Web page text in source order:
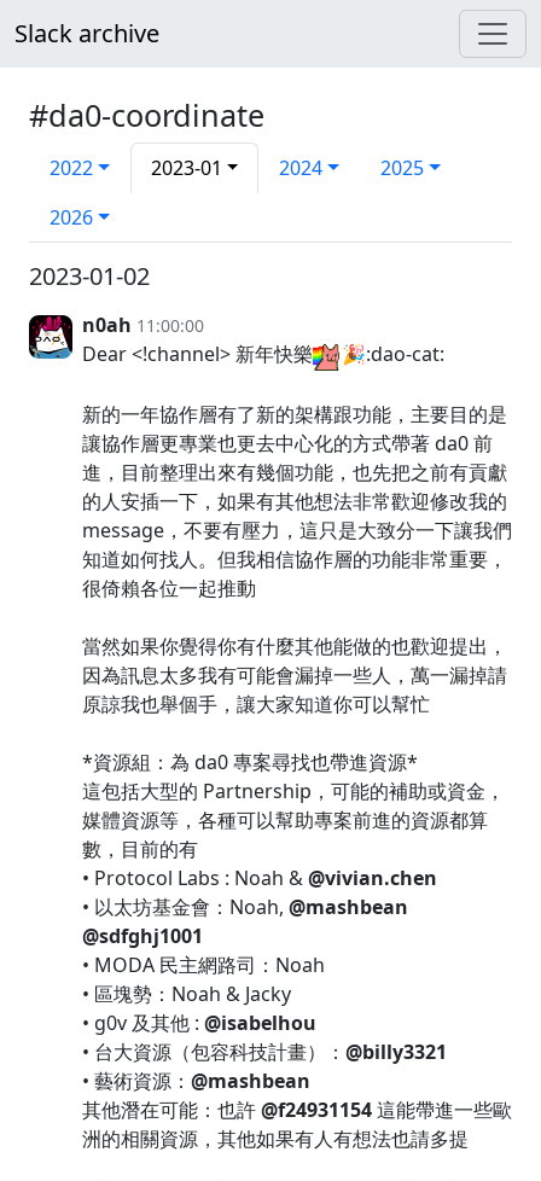
Slack archive
#da0-coordinate
2022 2023-01 2024
2025
2026
2023-01-02
n0ah 11:00:00
Dear <!channel> 新年快樂 🎉:dao-cat:
新的一年協作層有了新的架構跟功能，主要目的是
讓協作層更專業也更去中心化的方式帶著 da0 前
進，目前整理出來有幾個功能，也先把之前有貢獻
的人安插一下，如果有其他想法非常歡迎修改我的
message，不要有壓力，這只是大致分一下讓我們
知道如何找人。但我相信協作層的功能非常重要，
很倚賴各位一起推動
當然如果你覺得你有什麼其他能做的也歡迎提出，
因為訊息太多我有可能會漏掉一些人，萬一漏掉請
原諒我也舉個手，讓大家知道你可以幫忙
*資源組：為 da0 專案尋找也帶進資源*
這包括大型的 Partnership，可能的補助或資金，
媒體資源等，各種可以幫助專案前進的資源都算
數，目前的有
• Protocol Labs : Noah &@vivian.chen
• 以太坊基金會：Noah, @mashbean
@sdfghj1001
• MODA 民主網路司：Noah
• 區塊勢：Noah & Jacky
• g0v 及其他 : @isabelhou
• 台大資源（包容科技計畫）： @billy3321
• 藝術資源： @mashbean
其他潛在可能：也許@f24931154這能帶進一些歐
洲的相關資源，其他如果有人有想法也請多提